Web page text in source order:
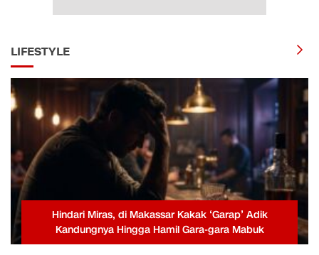
LIFESTYLE
Hindari Miras, di Makassar Kakak ‘Garap’ Adik
Kandungnya Hingga Hamil Gara-gara Mabuk